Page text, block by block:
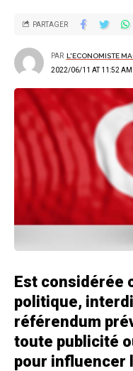
2022/06/11 AT 11:52 AM
PAR L'ECONOMISTE
PARTAGER
Est considérée
politique,
référendum
toute publicité
pour influencer